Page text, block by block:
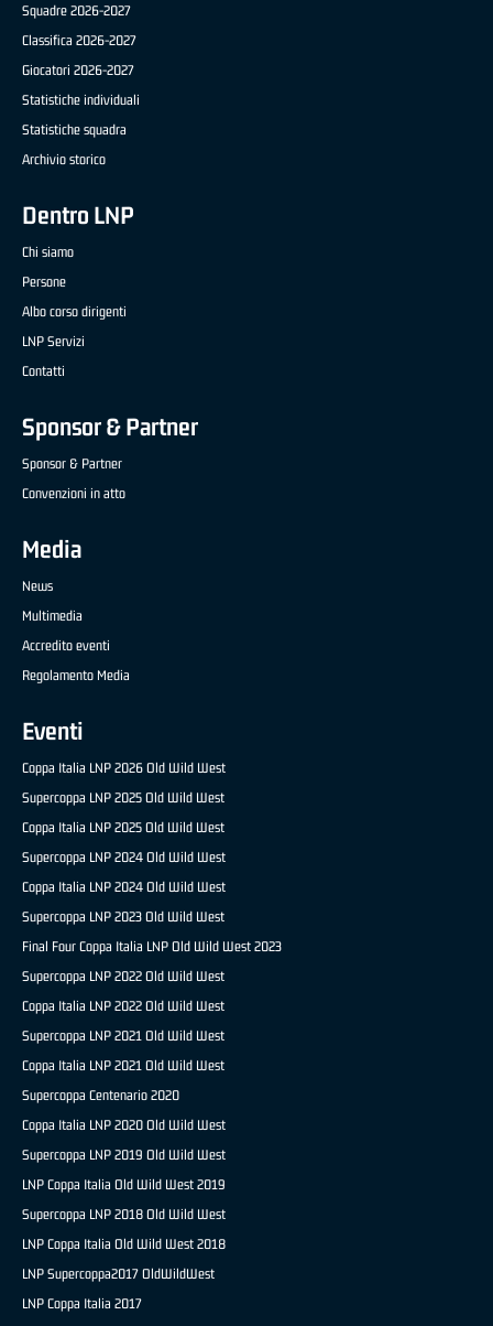
Squadre 2026-2027
Classifica 2026-2027
Giocatori 2026-2027
Statistiche individuali
Statistiche squadra
Archivio storico
Dentro LNP
Chi siamo
Persone
Albo corso dirigenti
LNP Servizi
Contatti
Sponsor & Partner
Sponsor & Partner
Convenzioni in atto
Media
News
Multimedia
Accredito eventi
Regolamento Media
Eventi
Coppa Italia LNP 2026 Old Wild West
Supercoppa LNP 2025 Old Wild West
Coppa Italia LNP 2025 Old Wild West
Supercoppa LNP 2024 Old Wild West
Coppa Italia LNP 2024 Old Wild West
Supercoppa LNP 2023 Old Wild West
Final Four Coppa Italia LNP Old Wild West 2023
Supercoppa LNP 2022 Old Wild West
Coppa Italia LNP 2022 Old Wild West
Supercoppa LNP 2021 Old Wild West
Coppa Italia LNP 2021 Old Wild West
Supercoppa Centenario 2020
Coppa Italia LNP 2020 Old Wild West
Supercoppa LNP 2019 Old Wild West
LNP Coppa Italia Old Wild West 2019
Supercoppa LNP 2018 Old Wild West
LNP Coppa Italia Old Wild West 2018
LNP Supercoppa2017 OldWildWest
LNP Coppa Italia 2017